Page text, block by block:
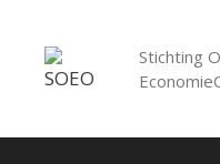
inhoud
Stichting